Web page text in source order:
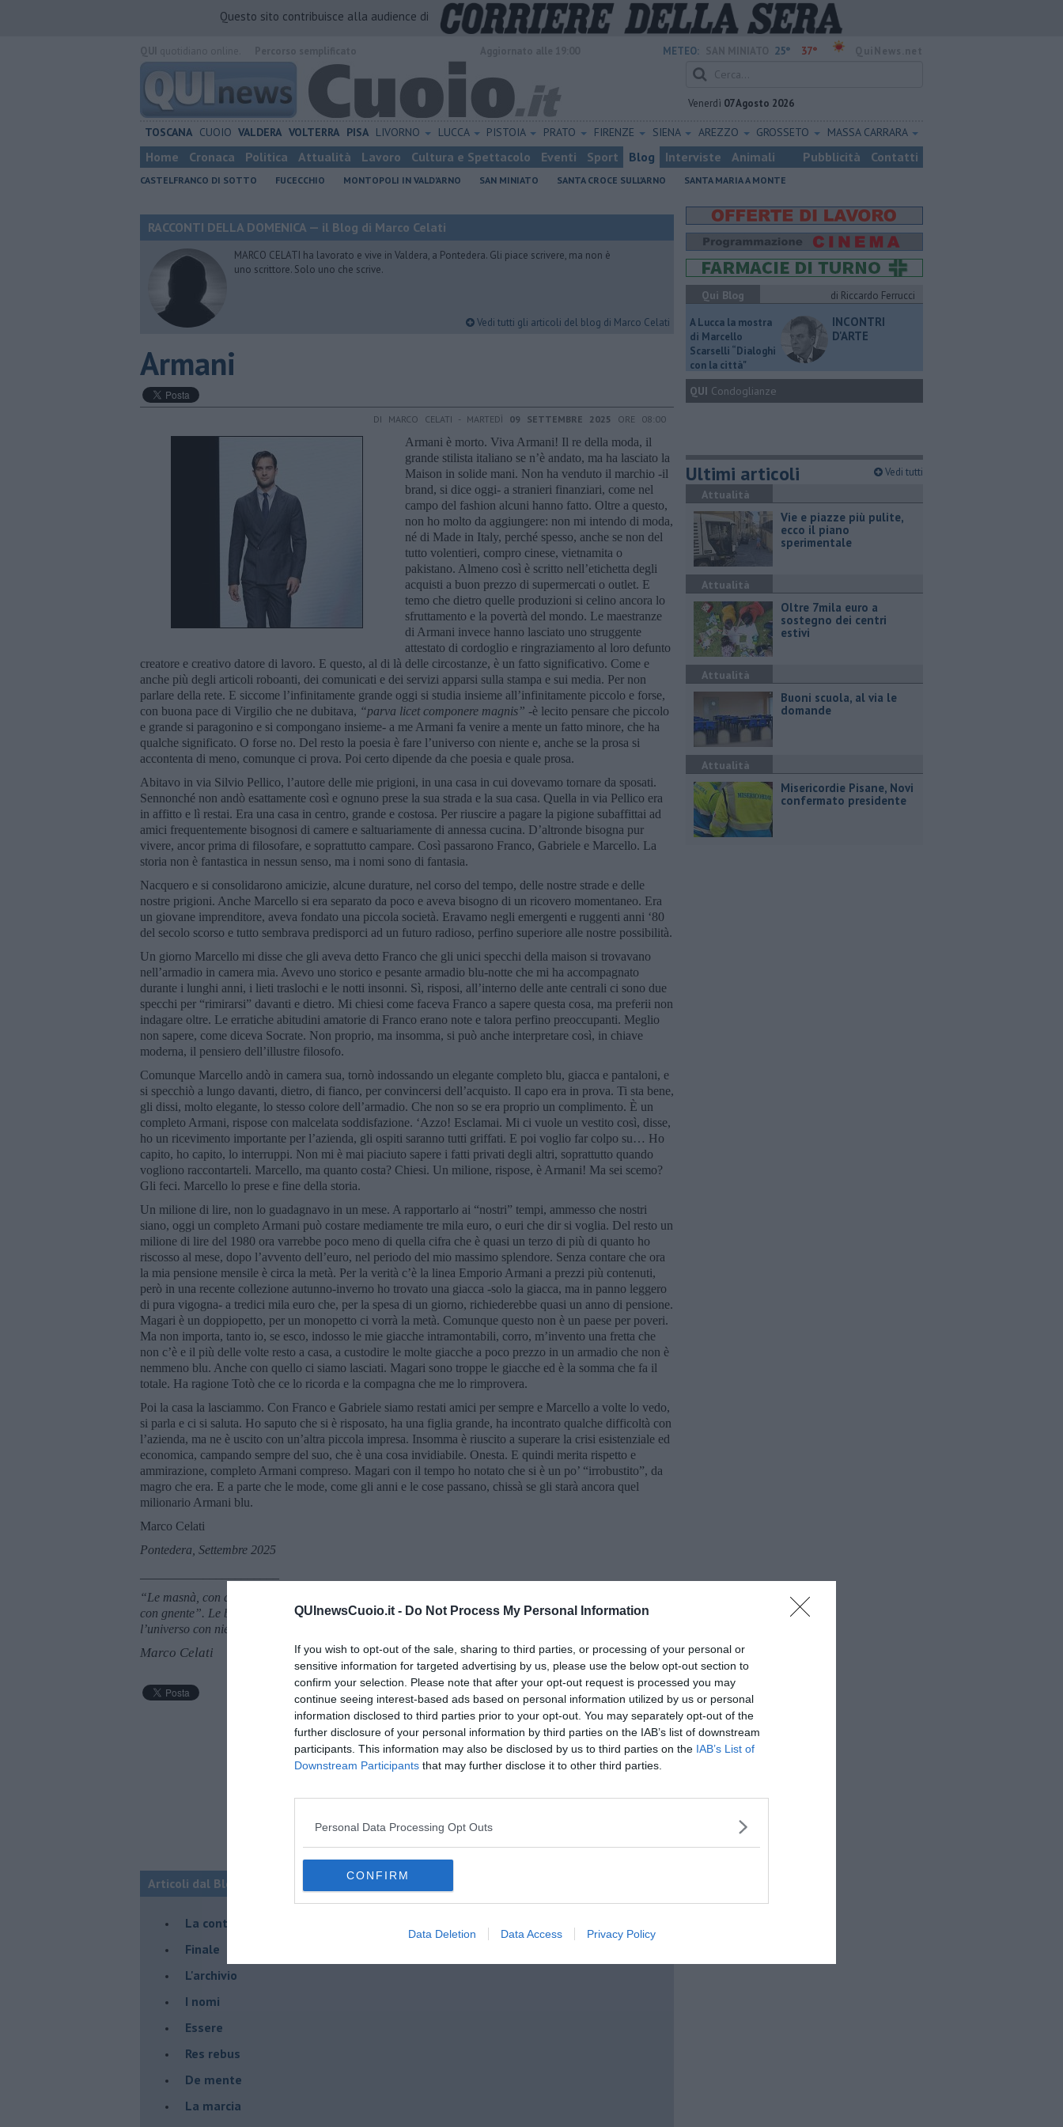
QUInewsCuoio.it - Do Not Process My Personal Information
If you wish to opt-out of the sale, sharing to third parties, or processing of your personal or
sensitive information for targeted advertising by us, please use the below opt-out section to
confirm your selection. Please note that after your opt-out request is processed you may
continue seeing interest-based ads based on personal information utilized by us or personal
information disclosed to third parties prior to your opt-out. You may separately opt-out of the
further disclosure of your personal information by third parties on the IAB’s list of downstream
participants. This information may also be disclosed by us to third parties on the IAB’s List of
Downstream Participants that may further disclose it to other third parties.
Personal Data Processing Opt Outs
CONFIRM
Data Deletion Data Access Privacy Policy
Questo sito contribuisce alla audience di
METEO: 25° 37°
Venerdì 07 Agosto 2026
TOSCANA CUOIO VALDERA VOLTERRA PISA LIVORNO LUCCA PISTOIA PRATO FIRENZE SIENA AREZZO GROSSETO MASSA CARRARA
Home Cronaca Politica Attualità Lavoro Cultura e Spettacolo Eventi Sport Blog Interviste Animali Pubblicità Contatti
CASTELFRANCO DI SOTTO FUCECCHIO MONTOPOLI IN VALD'ARNO SAN MINIATO SANTA CROCE SULL'ARNO SANTA MARIA A MONTE
RACCONTI DELLA DOMENICA — il Blog di Marco Celati
MARCO CELATI ha lavorato e vive in Valdera, a Pontedera. Gli piace scrivere, ma non è
uno scrittore. Solo uno che scrive.
Vedi tutti gli articoli del blog di Marco Celati
Armani
DI MARCO CELATI - MARTEDÌ 09 SETTEMBRE 2025 ORE 08:00
Armani è morto. Viva Armani! Il re della moda, il
grande stilista italiano se n’è andato, ma ha lasciato la
Maison in solide mani. Non ha venduto il marchio -il
brand, si dice oggi- a stranieri finanziari, come nel
campo del fashion alcuni hanno fatto. Oltre a questo,
non ho molto da aggiungere: non mi intendo di moda,
né di Made in Italy, perché spesso, anche se non del
tutto volentieri, compro cinese, vietnamita o
pakistano. Almeno così è scritto nell’etichetta degli
acquisti a buon prezzo di supermercati o outlet. E
temo che dietro quelle produzioni si celino ancora lo
sfruttamento e la povertà del mondo. Le maestranze
di Armani invece hanno lasciato uno struggente
attestato di cordoglio e ringraziamento al loro defunto
creatore e creativo datore di lavoro. E questo, al di là delle circostanze, è un fatto significativo. Come e
anche più degli articoli roboanti, dei comunicati e dei servizi apparsi sulla stampa e sui media. Per non
parlare della rete. E siccome l’infinitamente grande oggi si studia insieme all’infinitamente piccolo e forse,
con buona pace di Virgilio che ne dubitava, “parva licet componere magnis” -è lecito pensare che piccolo
e grande si paragonino e si compongano insieme- a me Armani fa venire a mente un fatto minore, che ha
qualche significato. O forse no. Del resto la poesia è fare l’universo con niente e, anche se la prosa si
accontenta di meno, comunque ci prova. Poi certo dipende da che poesia e quale prosa.
Abitavo in via Silvio Pellico, l’autore delle mie prigioni, in una casa in cui dovevamo tornare da sposati.
Sennonché non andò esattamente così e ognuno prese la sua strada e la sua casa. Quella in via Pellico era
in affitto e lì restai. Era una casa in centro, grande e costosa. Per riuscire a pagare la pigione subaffittai ad
amici frequentemente bisognosi di camere e saltuariamente di annessa cucina. D’altronde bisogna pur
vivere, ancor prima di filosofare, e soprattutto campare. Così passarono Franco, Gabriele e Marcello. La
storia non è fantastica in nessun senso, ma i nomi sono di fantasia.
Nacquero e si consolidarono amicizie, alcune durature, nel corso del tempo, delle nostre strade e delle
nostre prigioni. Anche Marcello si era separato da poco e aveva bisogno di un ricovero momentaneo. Era
un giovane imprenditore, aveva fondato una piccola società. Eravamo negli emergenti e ruggenti anni ‘80
del secolo scorso e tutto sembrava predisporci ad un futuro radioso, perfino superiore alle nostre possibilità.
Un giorno Marcello mi disse che gli aveva detto Franco che gli unici specchi della maison si trovavano
nell’armadio in camera mia. Avevo uno storico e pesante armadio blu-notte che mi ha accompagnato
durante i lunghi anni, i lieti traslochi e le notti insonni. Sì, risposi, all’interno delle ante centrali ci sono due
specchi per “rimirarsi” davanti e dietro. Mi chiesi come faceva Franco a sapere questa cosa, ma preferii non
indagare oltre. Le erratiche abitudini amatorie di Franco erano note e talora perfino preoccupanti. Meglio
non sapere, come diceva Socrate. Non proprio, ma insomma, si può anche interpretare così, in chiave
moderna, il pensiero dell’illustre filosofo.
Comunque Marcello andò in camera sua, tornò indossando un elegante completo blu, giacca e pantaloni, e
si specchiò a lungo davanti, dietro, di fianco, per convincersi dell’acquisto. Il capo era in prova. Ti sta bene,
gli dissi, molto elegante, lo stesso colore dell’armadio. Che non so se era proprio un complimento. È un
completo Armani, rispose con malcelata soddisfazione. ‘Azzo! Esclamai. Mi ci vuole un vestito così, disse,
ho un ricevimento importante per l’azienda, gli ospiti saranno tutti griffati. E poi voglio far colpo su… Ho
capito, ho capito, lo interruppi. Non mi è mai piaciuto sapere i fatti privati degli altri, soprattutto quando
vogliono raccontarteli. Marcello, ma quanto costa? Chiesi. Un milione, rispose, è Armani! Ma sei scemo?
Gli feci. Marcello lo prese e fine della storia.
Un milione di lire, non lo guadagnavo in un mese. A rapportarlo ai “nostri” tempi, ammesso che nostri
siano, oggi un completo Armani può costare mediamente tre mila euro, o euri che dir si voglia. Del resto un
milione di lire del 1980 ora varrebbe poco meno di quella cifra che è quasi un terzo di più di quanto ho
riscosso al mese, dopo l’avvento dell’euro, nel periodo del mio massimo splendore. Senza contare che ora
la mia pensione mensile è circa la metà. Per la verità c’è la linea Emporio Armani a prezzi più contenuti,
però in una recente collezione autunno-inverno ho trovato una giacca -solo la giacca, ma in panno leggero
di pura vigogna- a tredici mila euro che, per la spesa di un giorno, richiederebbe quasi un anno di pensione.
Magari è un doppiopetto, per un monopetto ci vorrà la metà. Comunque questo non è un paese per poveri.
Ma non importa, tanto io, se esco, indosso le mie giacche intramontabili, corro, m’invento una fretta che
non c’è e il più delle volte resto a casa, a custodire le molte giacche a poco prezzo in un armadio che non è
nemmeno blu. Anche con quello ci siamo lasciati. Magari sono troppe le giacche ed è la somma che fa il
totale. Ha ragione Totò che ce lo ricorda e la compagna che me lo rimprovera.
Poi la casa la lasciammo. Con Franco e Gabriele siamo restati amici per sempre e Marcello a volte lo vedo,
si parla e ci si saluta. Ho saputo che si è risposato, ha una figlia grande, ha incontrato qualche difficoltà con
l’azienda, ma ne è uscito con un’altra piccola impresa. Insomma è riuscito a superare la crisi esistenziale ed
economica, campando sempre del suo, che è una cosa invidiabile. Onesta. E quindi merita rispetto e
ammirazione, completo Armani compreso. Magari con il tempo ho notato che si è un po’ “irrobustito”, da
magro che era. E a parte che le mode, come gli anni e le cose passano, chissà se gli starà ancora quel
milionario Armani blu.
Marco Celati
Pontedera, Settembre 2025
“Le masnà, con doe miseire, son cuntente, i son volasne via. A sent che la poesia l’è tüta lì: fà l’univers
con gnente”. Le bambine con due miserie sono contente, / sono volate via. Forse la poesia / è tutta lì: fare
l’universo con niente. Milo De Angelis, “Distante un padre”
Marco Celati
Articoli dal Blog “Racconti della domenica” di Marco Celati
La controversia degli azzimi
Finale
L'archivio
I nomi
Essere
Res rebus
De mente
La marcia
Qui Blog
di Riccardo Ferrucci
A Lucca la mostra
di Marcello
Scarselli “Dialoghi
con la città"
INCONTRI
D'ARTE
QUI Condoglianze
Ultimi articoli Vedi tutti
Attualità
Vie e piazze più pulite,
ecco il piano
sperimentale
Attualità
Oltre 7mila euro a
sostegno dei centri
estivi
Attualità
Buoni scuola, al via le
domande
Attualità
Misericordie Pisane, Novi
confermato presidente